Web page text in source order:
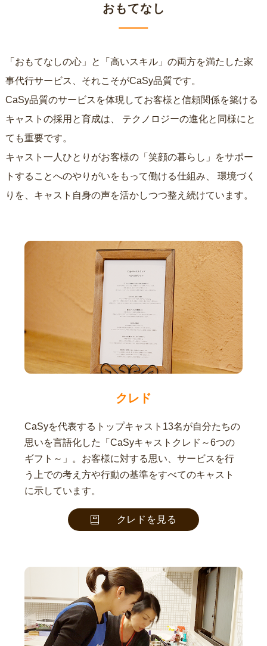
おもてなし
「おもてなしの心」と「高いスキル」の両方を満たした家
事代行サービス、それこそがCaSy品質です。
CaSy品質のサービスを体現してお客様と信頼関係を築ける
キャストの採用と育成は、
ても重要です。
キャスト一人ひとりがお客様の「笑顔の暮らし」をサポー
トすることへのやりがいをもって働ける仕組み、
りを、キャスト自身の声を活かしつつ整え続けています。
クレド
CaSyを代表するトップキャスト13名が自分たちの
思いを言語化した「CaSyキャストクレド～6つの
ギフト～」。お客様に対する思い、サービスを行
う上での考え方や行動の基準をすべてのキャスト
に示しています。
クレドを見る